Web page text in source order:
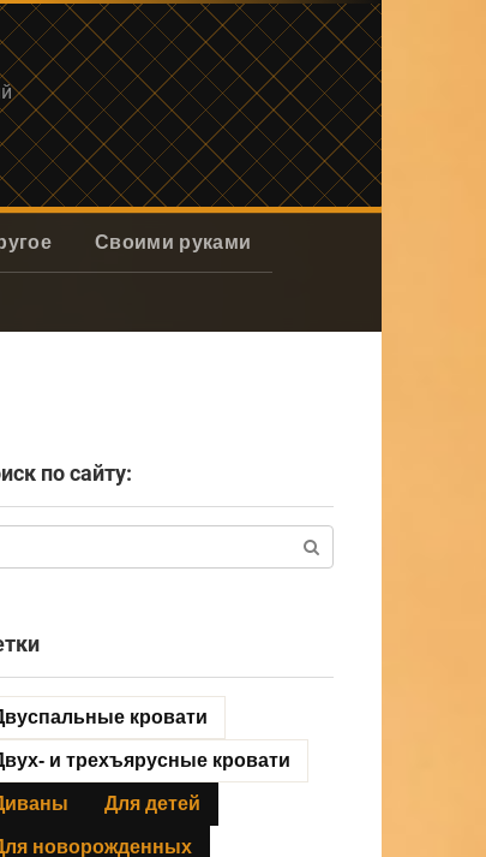
Своими руками
по сайту:
кровати
и трехъярусные кровати
Для детей
новорожденных